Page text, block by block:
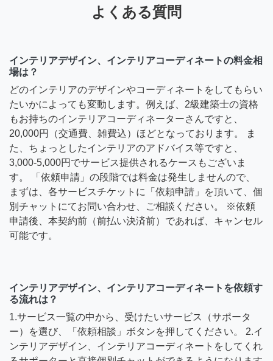
よくある質問
インテリアデザイン、インテリアコーディネートの料金相
場は？
どのインテリアのデザインやコーディネートをしてもらい
たいかによっても変動します。例えば、2級建築士の資格
もお持ちのインテリアコーディネーターさんですと、
20,000円（交通費、雑費込）ほどとなっております。 ま
た、ちょっとしたインテリアのアドバイス等ですと、
3,000-5,000円でサービス提供されるケースもございま
す。 「依頼申請」の段階では料金は発生しませんので、
まずは、各サービスチケットに「依頼申請」を頂いて、個
別チャットにてお問い合わせ、ご相談ください。 ※依頼
申請後、本契約前（前払い決済前）であれば、キャンセル
可能です。
インテリアデザイン、インテリアコーディネートを依頼す
る流れは？
1.サービス一覧の中から、受けたいサービス（サポータ
ー）を選び、「依頼相談」ボタンを押してください。 2.イ
ンテリアデザイン、インテリアコーディネートをしてくれ